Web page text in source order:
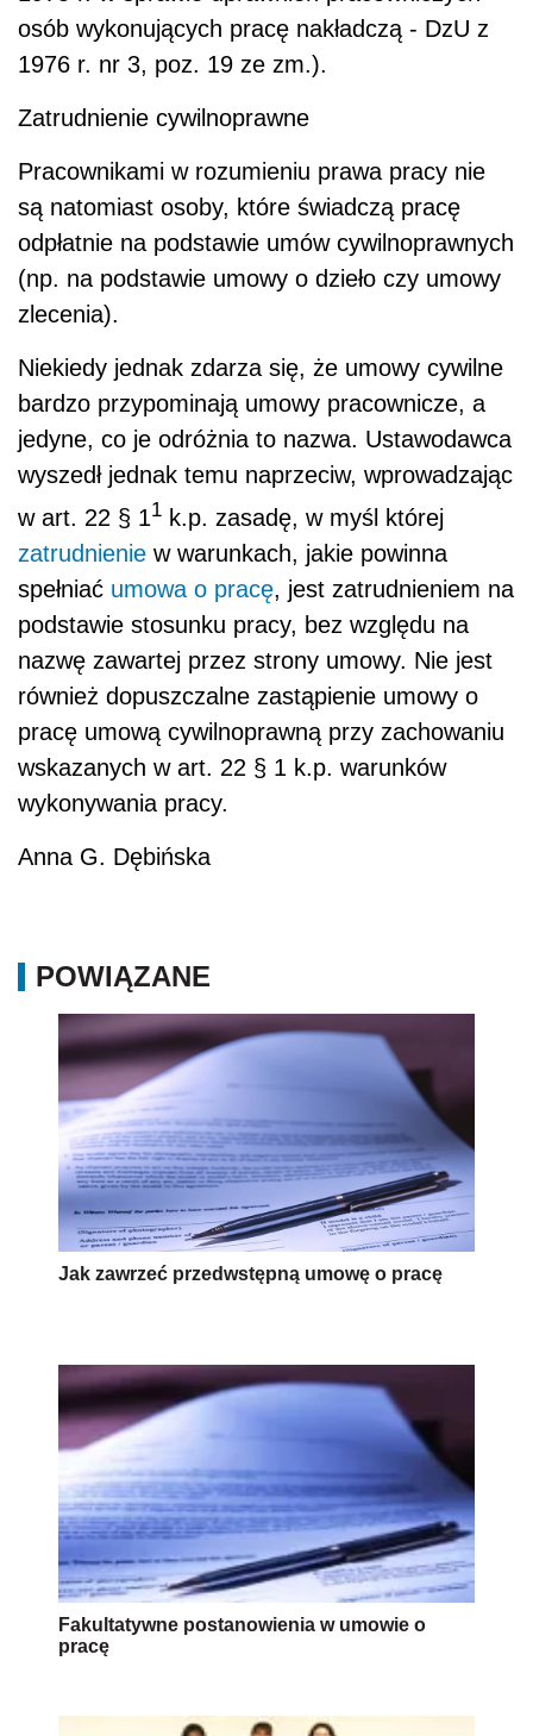
osób wykonujących pracę nakładczą - DzU z
1976 r. nr 3, poz. 19 ze zm.).
Zatrudnienie cywilnoprawne
Pracownikami w rozumieniu prawa pracy nie
są natomiast osoby, które świadczą pracę
odpłatnie na podstawie umów cywilnoprawnych
(np. na podstawie umowy o dzieło czy umowy
zlecenia).
Niekiedy jednak zdarza się, że umowy cywilne
bardzo przypominają umowy pracownicze, a
jedyne, co je odróżnia to nazwa. Ustawodawca
wyszedł jednak temu naprzeciw, wprowadzając
w art. 22 § 11 k.p. zasadę, w myśl której
zatrudnienie w warunkach, jakie powinna
spełniać umowa o pracę, jest zatrudnieniem na
podstawie stosunku pracy, bez względu na
nazwę zawartej przez strony umowy. Nie jest
również dopuszczalne zastąpienie umowy o
pracę umową cywilnoprawną przy zachowaniu
wskazanych w art. 22 § 1 k.p. warunków
wykonywania pracy.
Anna G. Dębińska
POWIĄZANE
Jak zawrzeć przedwstępną umowę o pracę
Fakultatywne postanowienia w umowie o
pracę